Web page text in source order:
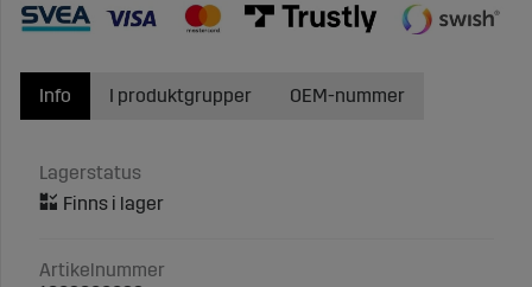
Info
Lagerstatus
Artikelnummer
I produktgrupper OEM-nummer